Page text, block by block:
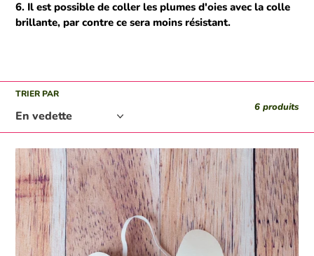
Il est possible de coller les plumes d'oies avec la colle
brillante, par contre ce sera moins résistant.
TRIER PAR
6 produits
Masque
de
papillon
en
carton
à
peindre